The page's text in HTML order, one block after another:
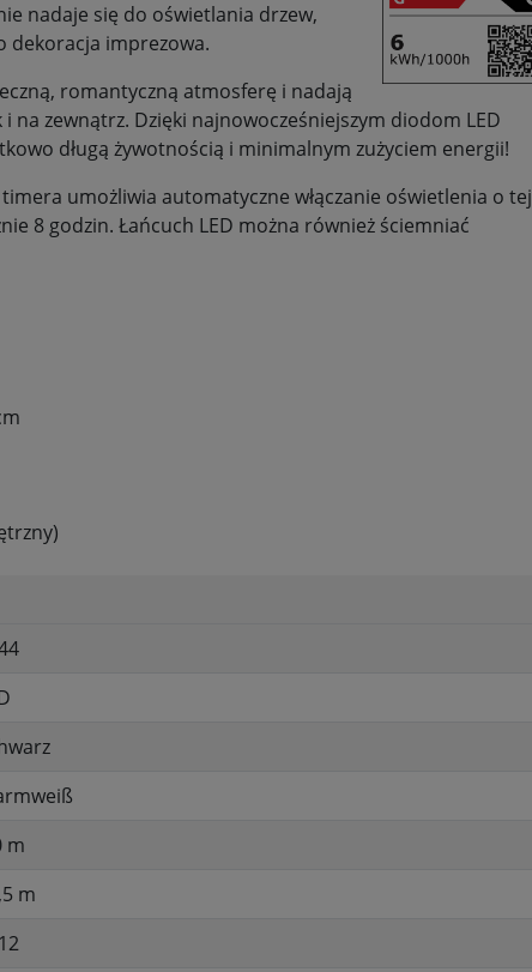
nadaje się do oświetlania drzew,
dekoracja imprezowa.
romantyczną atmosferę i nadają
na zewnątrz. Dzięki najnowocześniejszym diodom LED
długą żywotnością i minimalnym zużyciem energii!
umożliwia automatyczne włączanie oświetlenia o tej
8 godzin. Łańcuch LED można również ściemniać
m
m